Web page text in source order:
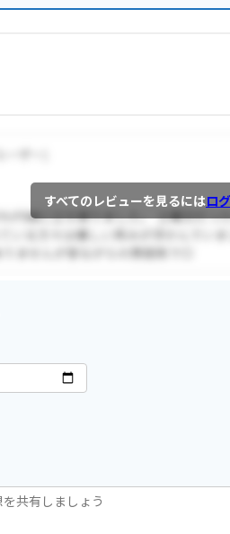
すべてのレビューを見るにはロ